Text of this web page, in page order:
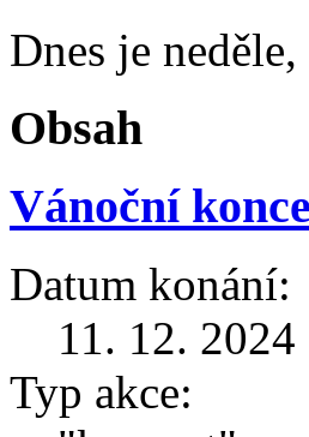
Dnes je neděle,
Obsah
Vánoční
Datum konání:
11. 12. 2024
Typ akce: